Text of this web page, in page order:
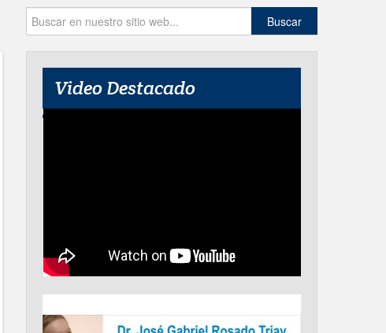
Buscar
Video Destacado